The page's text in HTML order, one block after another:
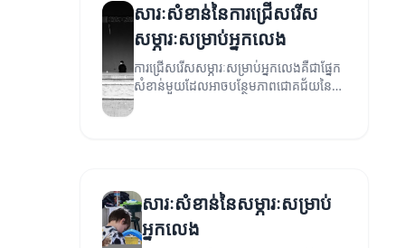
សារៈសំខាន់នៃការជ្រើសរើស
សម្ភារៈសម្រាប់អ្នកលេង
ការជ្រើសរើសសម្ភារៈសម្រាប់អ្នកលេងគឺជាផ្នែក
សំខាន់មួយដែលអាចបន្ថែមភាពជោគជ័យនៃ
សារៈសំខាន់នៃសម្ភារៈសម្រាប់
អ្នកលេង